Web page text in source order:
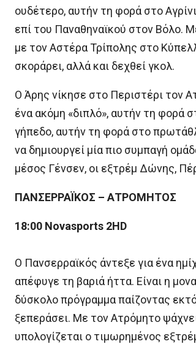
ουδέτερο, αυτήν τη φορά στο
επί του Παναθηναϊκού στον Βόλο.
με τον Αστέρα Τρίπολης στο
σκοράρει, αλλά και δεχθεί γκολ.
Ο Άρης νίκησε στο Περιστέρι τον
ένα ακόμη «διπλό», αυτήν τη φορά
γήπεδο, αυτήν τη φορά στο
να δημιουργεί μία πιο συμπαγή
μέσος Γένσεν, οι εξτρέμ Δώνης,
ΠΑΝΣΕΡΡΑΪΚΟΣ – ΑΤΡΟΜΗΤΟΣ
18:00 Novasports 2HD
Ο Πανσερραϊκός άντεξε για ένα
απέφυγε τη βαριά ήττα. Είναι η
δύσκολο πρόγραμμα παίζοντας
ξεπεράσει. Με τον Ατρόμητο
υπολογίζεται ο τιμωρημένος